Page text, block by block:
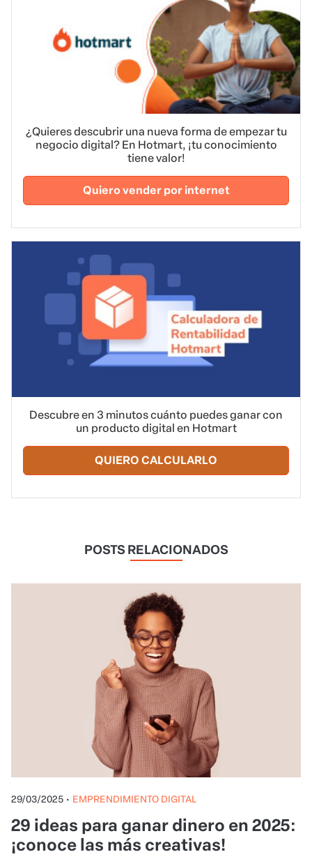
¿Quieres descubrir una nueva forma de empezar tu
negocio digital? En Hotmart, ¡tu conocimiento
tiene valor!
Quiero vender por internet
Descubre en 3 minutos cuánto puedes ganar con
un producto digital en Hotmart
QUIERO CALCULARLO
POSTS RELACIONADOS
29/03/2025 • EMPRENDIMIENTO DIGITAL
29 ideas para ganar dinero en 2025:
¡conoce las más creativas!